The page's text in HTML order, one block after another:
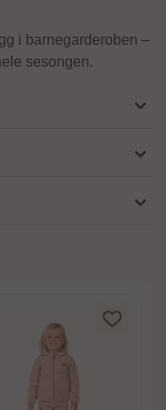
i barnegarderoben –
sesongen.